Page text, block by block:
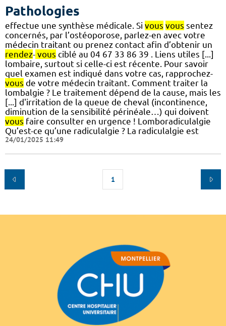
Pathologies
effectue une synthèse médicale. Si vous vous sentez
concernés, par l’ostéoporose, parlez-en avec votre
médecin traitant ou prenez contact afin d’obtenir un
rendez- vous ciblé au 04 67 33 86 39 . Liens utiles [...]
lombaire, surtout si celle-ci est récente. Pour savoir
quel examen est indiqué dans votre cas, rapprochez-
vous de votre médecin traitant. Comment traiter la
lombalgie ? Le traitement dépend de la cause, mais les
[...] d'irritation de la queue de cheval (incontinence,
diminution de la sensibilité périnéale…) qui doivent
vous faire consulter en urgence ! Lomboradiculalgie
Qu’est-ce qu’une radiculalgie ? La radiculalgie est
24/01/2025 11:49
1